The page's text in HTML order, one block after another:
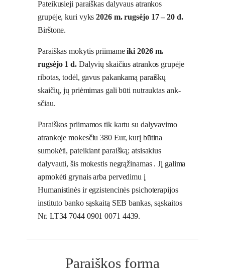
Pateikusieji paraiškas dalyvaus atrankos
grupėje, kuri vyks2026 m. rugsėjo 17 – 20 d.
Birštone.
Paraiškas mokytis priimameiki 2026 m.
rugsėjo 1 d.Dalyvių skaičius atrankos grupėje
ri­bo­tas, todėl, gavus pakankamą paraiškų
skaičių, jų priėmimas gali būti nutrauktas an­k­
sčiau.
Paraiškos priimamos tik kartu su dalyvavimo
atrankoje mokesčiu 380 Eur, kurį būtina
sumokėti, pateikiant paraišką; atsisakius
dalyvauti, šis mokestis negrąžinamas . Jį galima
apmokėti grynais arba pervedimu į
Humanistinės ir egzistencinės psichoterapijos
instituto banko sąskaitą SEB bankas, sąskaitos
Nr. LT34 7044 0901 0071 4439.
Paraiškos forma